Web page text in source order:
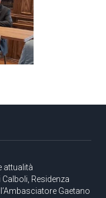
attualità
Residenza
Gaetano